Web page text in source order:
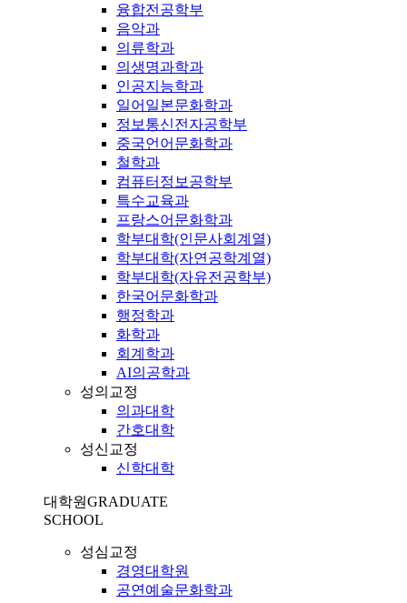
융합전공학부
음악과
의류학과
의생명과학과
인공지능학과
일어일본문화학과
정보통신전자공학부
중국언어문화학과
철학과
컴퓨터정보공학부
특수교육과
프랑스어문화학과
학부대학(인문사회계열)
학부대학(자연공학계열)
학부대학(자유전공학부)
한국어문화학과
행정학과
화학과
회계학과
AI의공학과
성의교정
의과대학
간호대학
성신교정
신학대학
대학원GRADUATE
SCHOOL
성심교정
경영대학원
공연예술문화학과